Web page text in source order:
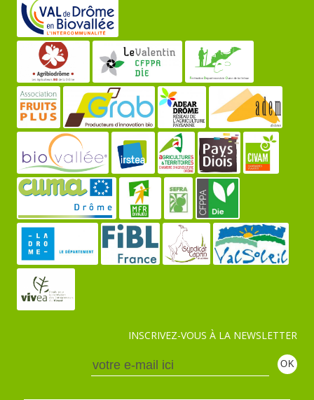
INSCRIVEZ-VOUS À LA NEWSLETTER